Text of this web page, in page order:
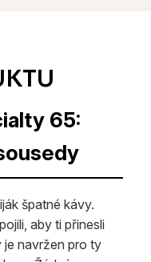
65:
špatné kávy.
aby ti přinesli
je navržen pro ty